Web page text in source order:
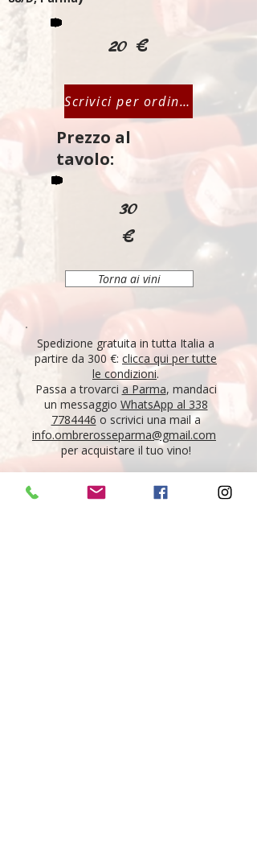
20 €
Scrivici per ordinare
Prezzo al
tavolo:
30
€
Torna ai vini
Spedizione gratuita in tutta Italia a
partire da 300 €: clicca qui per tutte
le condizioni.
Passa a trovarci a Parma, mandaci
un messaggio WhatsApp al 338
7784446 o scrivici una mail a
info.ombrerosseparma@gmail.com
per acquistare il tuo vino!
"Tutti i vini della nostra cantina derivano da un
lungo percorso di ricerca, iniziato nel 1995 con